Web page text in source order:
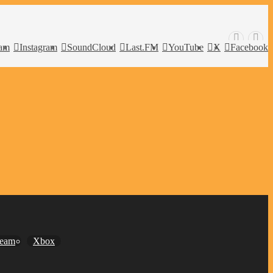
Facebook
X
YouTube
Last.FM
SoundCloud
Instagram
Xbox